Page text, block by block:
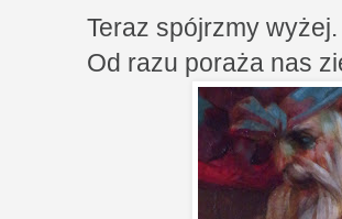
Teraz spójrzmy wyżej.
Od razu poraża nas